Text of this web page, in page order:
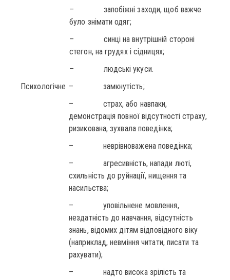
– запобіжні заходи, щоб важче
було знімати одяг;
– синці на внутрішній стороні
стегон, на грудях і сідницях;
– людські укуси.
Психологічне – замкнутість;
– страх, або навпаки,
демонстрація повної відсутності страху,
ризикована, зухвала поведінка;
– неврівноважена поведінка;
– агресивність, напади люті,
схильність до руйнації, нищення та
насильства;
– уповільнене мовлення,
нездатність до навчання, відсутність
знань, відомих дітям відповідного віку
(наприклад, невміння читати, писати та
рахувати);
– надто висока зрілість та